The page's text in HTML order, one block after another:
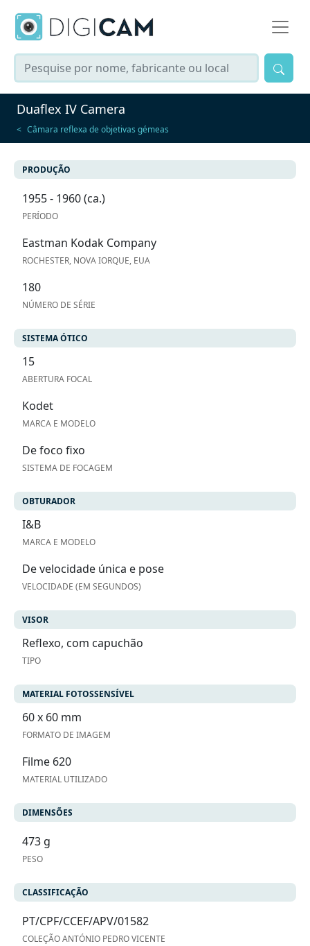
Duaflex IV Camera
Câmara reflexa de objetivas gémeas
PRODUÇÃO
1955 - 1960 (ca.)
PERÍODO
Eastman Kodak Company
ROCHESTER, NOVA IORQUE, EUA
180
NÚMERO DE SÉRIE
SISTEMA ÓTICO
15
ABERTURA FOCAL
Kodet
MARCA E MODELO
De foco fixo
SISTEMA DE FOCAGEM
OBTURADOR
I&B
MARCA E MODELO
De velocidade única e pose
VELOCIDADE (EM SEGUNDOS)
VISOR
Reflexo, com capuchão
TIPO
MATERIAL FOTOSSENSÍVEL
60 x 60 mm
FORMATO DE IMAGEM
Filme 620
MATERIAL UTILIZADO
DIMENSÕES
473 g
PESO
CLASSIFICAÇÃO
PT/CPF/CCEF/APV/01582
COLEÇÃO ANTÓNIO PEDRO VICENTE